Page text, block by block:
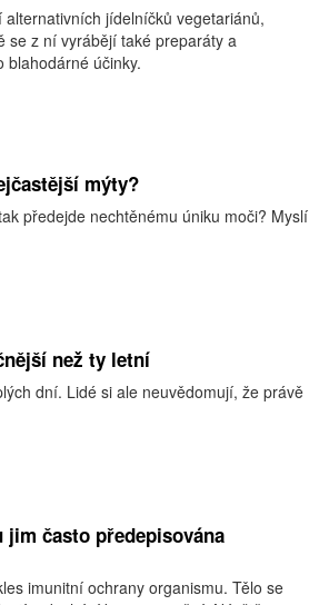
jídelníčků vegetariánů,
se z ní vyrábějí také preparáty a
blahodárné účinky.
mýty?
předejde nechtěnému úniku moči? Myslí
než ty letní
dní. Lidé si ale neuvědomují, že právě
jim často předepisována
imunitní ochrany organismu. Tělo se